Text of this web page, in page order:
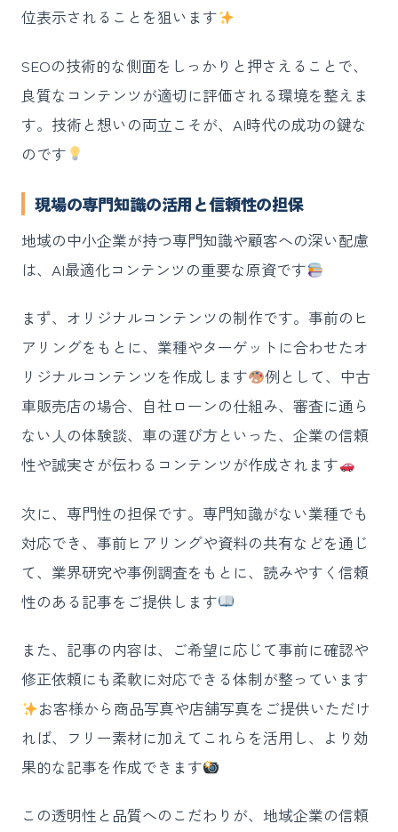
位表示されることを狙います
SEOの技術的な側面をしっかりと押さえることで、
良質なコンテンツが適切に評価される環境を整えま
す。技術と想いの両立こそが、AI時代の成功の鍵な
のです
現場の専門知識の活用と信頼性の担保
地域の中小企業が持つ専門知識や顧客への深い配慮
は、AI最適化コンテンツの重要な原資です
まず、オリジナルコンテンツの制作です。事前のヒ
アリングをもとに、業種やターゲットに合わせたオ
リジナルコンテンツを作成します
例として、中古
車販売店の場合、自社ローンの仕組み、審査に通ら
ない人の体験談、車の選び方といった、企業の信頼
性や誠実さが伝わるコンテンツが作成されます
次に、専門性の担保です。専門知識がない業種でも
対応でき、事前ヒアリングや資料の共有などを通じ
て、業界研究や事例調査をもとに、読みやすく信頼
性のある記事をご提供します
また、記事の内容は、ご希望に応じて事前に確認や
修正依頼にも柔軟に対応できる体制が整っています
お客様から商品写真や店舗写真をご提供いただけ
れば、フリー素材に加えてこれらを活用し、より効
果的な記事を作成できます
この透明性と品質へのこだわりが、地域企業の信頼